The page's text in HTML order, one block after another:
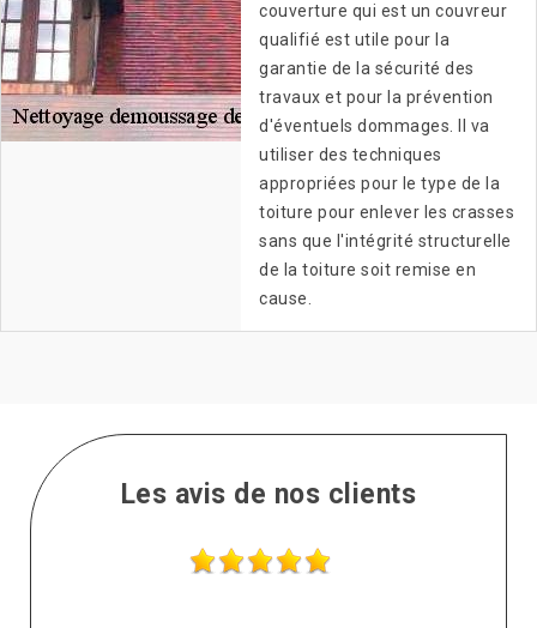
couverture qui est un couvreur
qualifié est utile pour la
garantie de la sécurité des
travaux et pour la prévention
d'éventuels dommages. Il va
utiliser des techniques
appropriées pour le type de la
toiture pour enlever les crasses
sans que l'intégrité structurelle
de la toiture soit remise en
cause.
Les avis de nos clients